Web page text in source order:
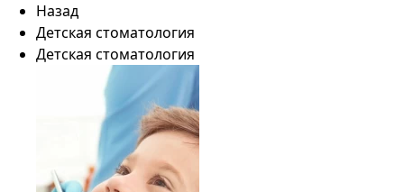
Назад
Детская стоматология
Детская стоматология